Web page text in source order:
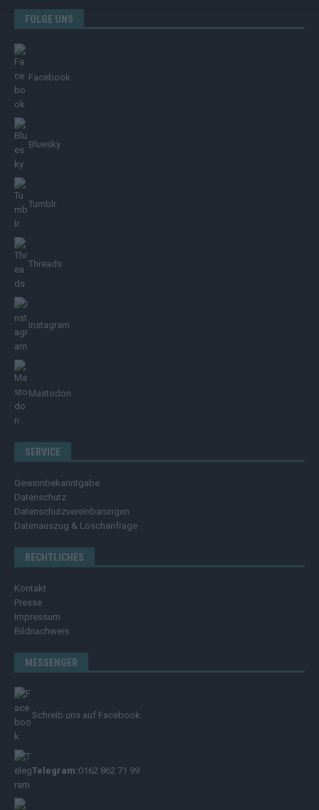
FOLGE UNS
Facebook
Bluesky
Tumblr
Threads
Instagram
Mastodon
SERVICE
Gewinnbekanntgabe
Datenschutz
Datenschutzvereinbarungen
Datenauszug & Löschanfrage
RECHTLICHES
Kontakt
Presse
Impressum
Bildnachweis
MESSENGER
Schreib uns auf Facebook
Telegram:0162 862 71 99